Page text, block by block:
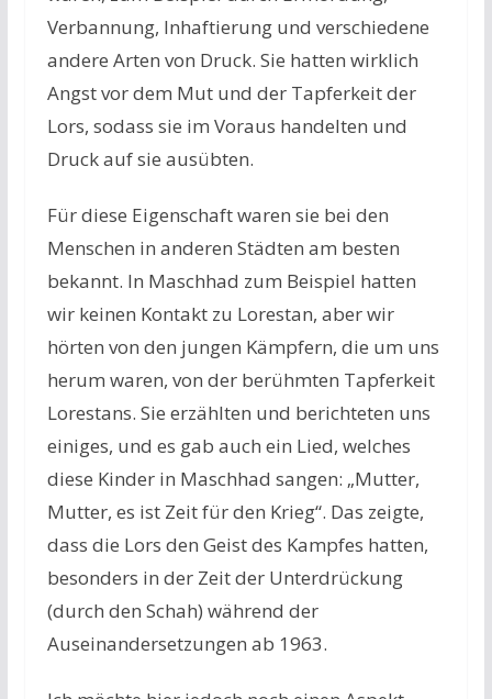
Verbannung, Inhaftierung und verschiedene
andere Arten von Druck. Sie hatten wirklich
Angst vor dem Mut und der Tapferkeit der
Lors, sodass sie im Voraus handelten und
Druck auf sie ausübten.
Für diese Eigenschaft waren sie bei den
Menschen in anderen Städten am besten
bekannt. In Maschhad zum Beispiel hatten
wir keinen Kontakt zu Lorestan, aber wir
hörten von den jungen Kämpfern, die um uns
herum waren, von der berühmten Tapferkeit
Lorestans. Sie erzählten und berichteten uns
einiges, und es gab auch ein Lied, welches
diese Kinder in Maschhad sangen: „Mutter,
Mutter, es ist Zeit für den Krieg“. Das zeigte,
dass die Lors den Geist des Kampfes hatten,
besonders in der Zeit der Unterdrückung
(durch den Schah) während der
Auseinandersetzungen ab 1963.